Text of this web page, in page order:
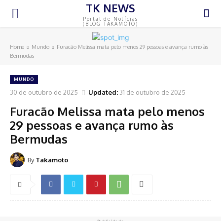
TK NEWS
Portal de Notícias
(BLOG TAKAMOTO)
Home Mundo
Furacão Melissa mata pelo menos 29 pessoas e avança rumo às
Bermudas
MUNDO
30 de outubro de 2025 Updated: 31 de outubro de 2025
Furacão Melissa mata pelo menos
29 pessoas e avança rumo às
Bermudas
By Takamoto